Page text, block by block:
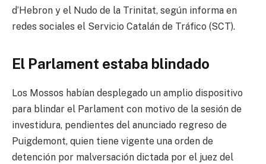
d’Hebron y el Nudo de la Trinitat, según informa en
redes sociales el Servicio Catalán de Tráfico (SCT).
El Parlament estaba blindado
Los Mossos habían desplegado un amplio dispositivo
para blindar el Parlament con motivo de la sesión de
investidura, pendientes del anunciado regreso de
Puigdemont, quien tiene vigente una orden de
detención por malversación dictada por el juez del